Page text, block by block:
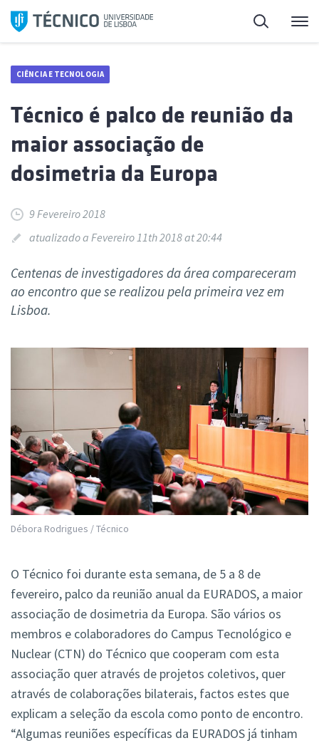
Saltar
para
Pesquisa
CIÊNCIA E TECNOLOGIA
Técnico é palco de reunião da
maior associação de
dosimetria da Europa
9 Fevereiro 2018
atualizado a Fevereiro 11th 2018 at 20:44
Centenas de investigadores da área compareceram
ao encontro que se realizou pela primeira vez em
Lisboa.
Débora Rodrigues / Técnico
O Técnico foi durante esta semana, de 5 a 8 de
fevereiro, palco da reunião anual da EURADOS, a maior
associação de dosimetria da Europa. São vários os
membros e colaboradores do Campus Tecnológico e
Nuclear (CTN) do Técnico que cooperam com esta
associação quer através de projetos coletivos, quer
através de colaborações bilaterais, factos estes que
explicam a seleção da escola como ponto de encontro.
“Algumas reuniões específicas da EURADOS já tinham